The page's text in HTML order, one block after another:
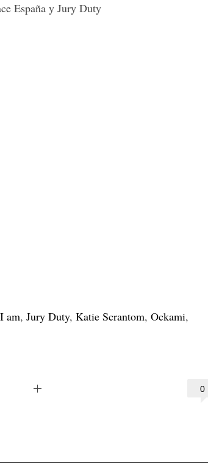
España y Jury Duty
I am, Jury Duty, Katie Scrantom, Ockami,
0